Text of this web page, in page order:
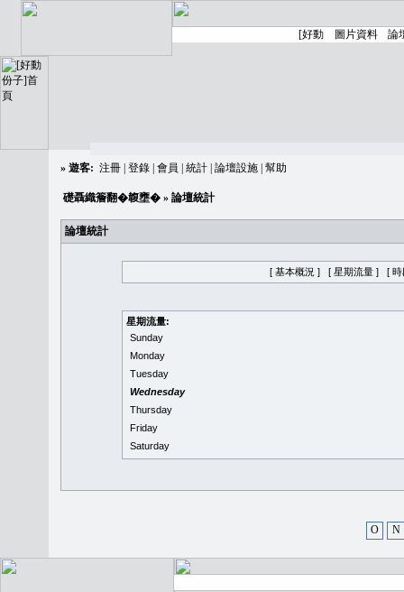
» 遊客: 注冊 登錄 會員 統計 論壇設施 幫助
礎聶織簷翻�䪖壅� » 論壇統計
論壇統計
[ 基本概況 ] [ 星期流量 ] [ 時
星期流量:
Sunday
Monday
Tuesday
Wednesday
Thursday
Friday
Saturday
O N